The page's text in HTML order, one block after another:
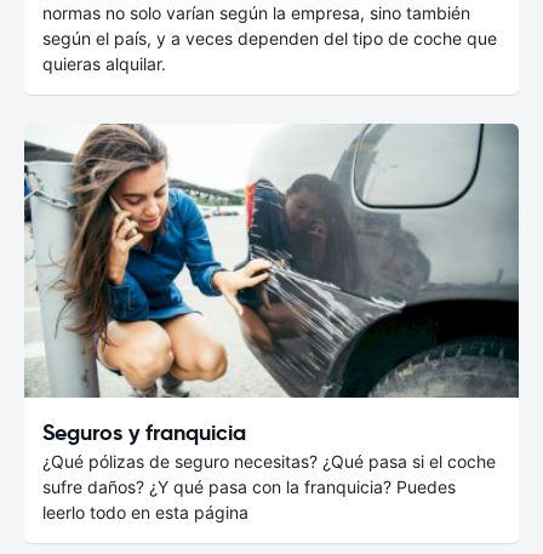
normas no solo varían según la empresa, sino también
según el país, y a veces dependen del tipo de coche que
quieras alquilar.
Seguros y franquicia
¿Qué pólizas de seguro necesitas? ¿Qué pasa si el coche
sufre daños? ¿Y qué pasa con la franquicia? Puedes
leerlo todo en esta página